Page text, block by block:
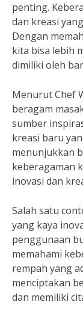
penting.
dan kreasi
Dengan
kita bisa lebih
dimiliki oleh
Menurut Chef
beragam
sumber
kreasi baru
menunjukkan
keberagaman
inovasi dan
Salah satu
yang kaya
penggunaan
memahami
rempah yang
menciptakan
dan memiliki